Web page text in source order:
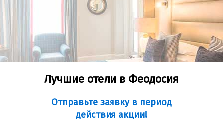
Лучшие отели в Феодосия
Отправьте заявку в период
действия акции!